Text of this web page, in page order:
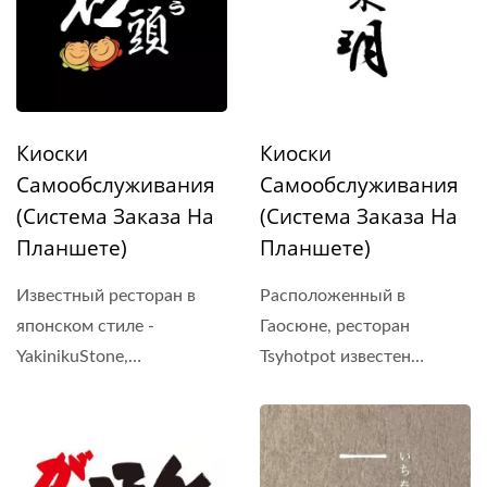
Киоски
Самообслуживания
(Система Заказа На
Планшете)
Известный ресторан в
японском стиле -
YakinikuStone,
Киоски
Самообслуживания
(Система Заказа На
Планшете)
Расположенный в
Гаосюне, ресторан
Tsyhotpot известен